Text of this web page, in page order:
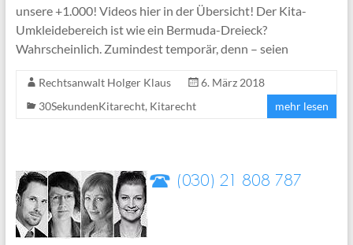
unsere +1.000! Videos hier in der Übersicht! Der Kita-
Umkleidebereich ist wie ein Bermuda-Dreieck?
Wahrscheinlich. Zumindest temporär, denn – seien
Rechtsanwalt Holger Klaus
6. März 2018
30SekundenKitarecht, Kitarecht mehr lesen